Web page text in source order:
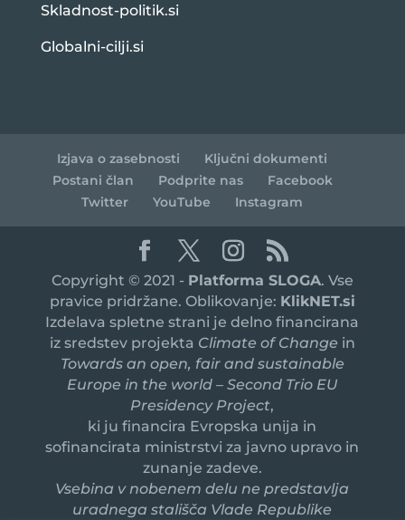
Skladnost-politik.si
Globalni-cilji.si
Izjava o zasebnosti
Ključni dokumenti
Postani član
Podprite nas
Facebook
Twitter
YouTube Instagram
Copyright © 2021 - Platforma SLOGA. Vse
pravice pridržane. Oblikovanje: KlikNET.si
Izdelava spletne strani je delno financirana
iz sredstev projekta Climate of Change in
Towards an open, fair and sustainable
Europe in the world – Second Trio EU
Presidency Project,
ki ju financira Evropska unija in
sofinancirata ministrstvi za javno upravo in
zunanje zadeve.
Vsebina v nobenem delu ne predstavlja
uradnega stališča Vlade Republike